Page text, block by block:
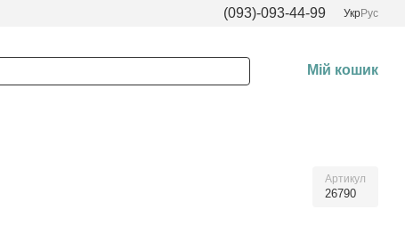
(093)-093-44-99 УкрРус
Мій кошик
Артикул
26790